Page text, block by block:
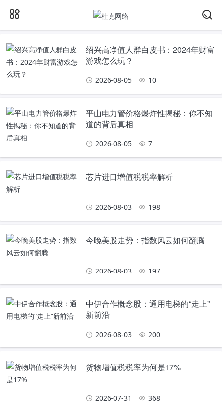
绍兴高净值人群白皮书：2024年财富
游戏怎么玩？
2026-08-05 10
平山电力管价格爆炸性揭秘：你不知
道的背后真相
2026-08-05 7
芯片进口增值税税率解析
2026-08-03 198
今晚美股走势：指数风云如何翻腾
2026-08-03 197
中伊合作概念股：通用电梯的“走上”
新前沿
2026-08-03 200
货物增值税税率为何是17%
2026-07-31 368